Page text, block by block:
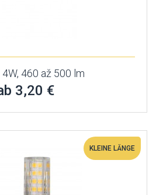
4W, 460 až 500 lm
3,20 €
KLEINE LÄNGE